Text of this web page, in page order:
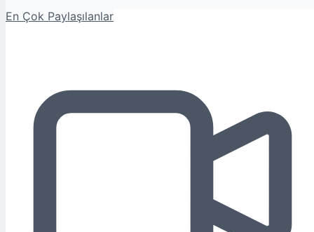
En Çok Paylaşılanlar